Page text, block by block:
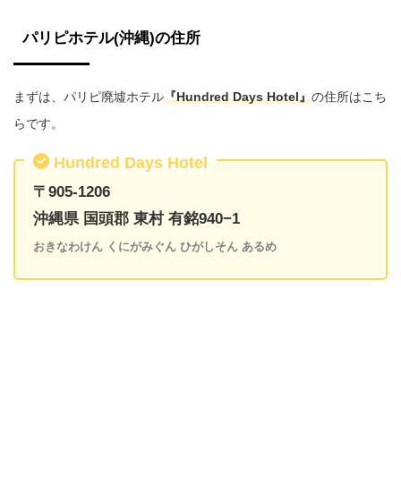
パリピホテル(沖縄)の住所
まずは、パリピ廃墟ホテル『Hundred Days Hotel』の住所はこち
らです。
Hundred Days Hotel
〒905-1206
沖縄県 国頭郡 東村 有銘940−1
おきなわけん くにがみぐん ひがしそん あるめ